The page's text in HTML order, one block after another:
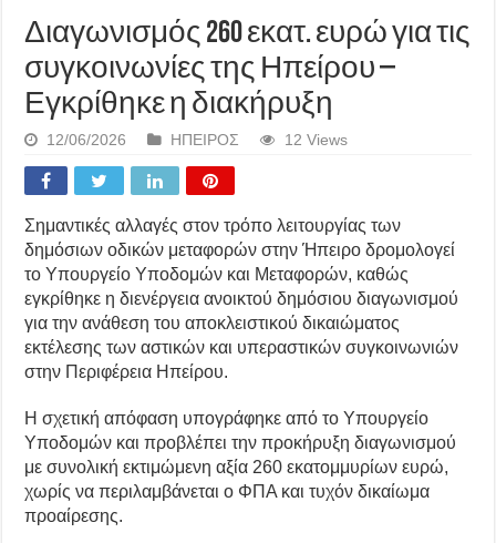
Διαγωνισμός 260 εκατ. ευρώ για τις
συγκοινωνίες της Ηπείρου –
Εγκρίθηκε η διακήρυξη
12/06/2026 ΗΠΕΙΡΟΣ 12 Views
Σημαντικές αλλαγές στον τρόπο λειτουργίας των
δημόσιων οδικών μεταφορών στην Ήπειρο δρομολογεί
το Υπουργείο Υποδομών και Μεταφορών, καθώς
εγκρίθηκε η διενέργεια ανοικτού δημόσιου διαγωνισμού
για την ανάθεση του αποκλειστικού δικαιώματος
εκτέλεσης των αστικών και υπεραστικών συγκοινωνιών
στην Περιφέρεια Ηπείρου.
Η σχετική απόφαση υπογράφηκε από το Υπουργείο
Υποδομών και προβλέπει την προκήρυξη διαγωνισμού
με συνολική εκτιμώμενη αξία 260 εκατομμυρίων ευρώ,
χωρίς να περιλαμβάνεται ο ΦΠΑ και τυχόν δικαίωμα
προαίρεσης.